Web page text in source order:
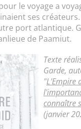
le voyage a
ses
port atlantique.
de Paamiut.
Texte
Garde,
"L'Empire
connaître
(janvier